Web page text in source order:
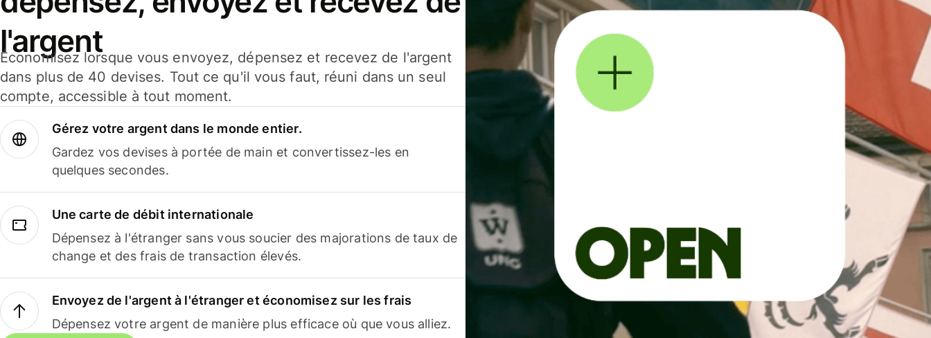
l'argent
Économisez lorsque vous envoyez, dépensez et recevez de l'argent
dans plus de 40 devises. Tout ce qu'il vous faut, réuni dans un seul
compte, accessible à tout moment.
Gérez votre argent dans le monde entier.
Gardez vos devises à portée de main et convertissez-les en
quelques secondes.
Une carte de débit internationale
Dépensez à l'étranger sans vous soucier des majorations de taux de
change et des frais de transaction élevés.
Envoyez de l'argent à l'étranger et économisez sur les frais
Dépensez votre argent de manière plus efficace où que vous alliez.